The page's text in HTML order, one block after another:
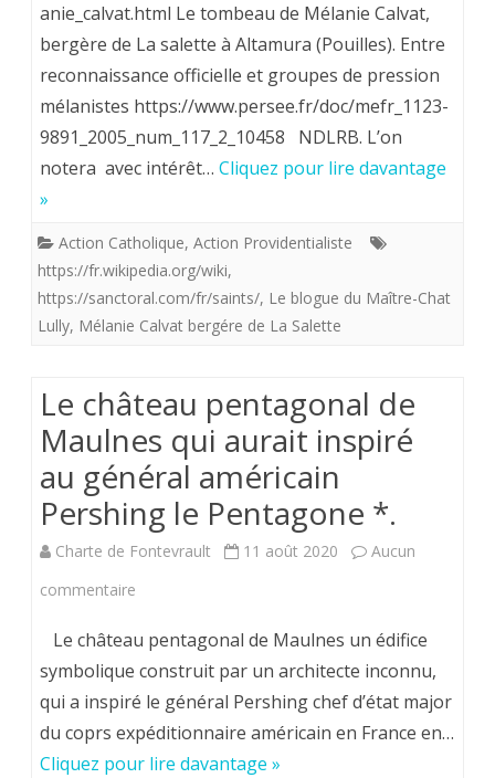
Calvat,
bergère
de
la
Salette,
temps
de
anie_calvat.html Le tombeau de Mélanie Calvat,
bergère de La salette à Altamura (Pouilles). Entre
reconnaissance officielle et groupes de pression
mélanistes https://www.persee.fr/doc/mefr_1123-
9891_2005_num_117_2_10458 NDLRB. L’on
notera avec intérêt… Cliquez pour lire davantage
»
Action Catholique, Action Providentialiste
https://fr.wikipedia.org/wiki,
https://sanctoral.com/fr/saints/, Le blogue du Maître-Chat
Lully, Mélanie Calvat bergére de La Salette
Le château pentagonal de
Maulnes qui aurait inspiré
au général américain
Pershing le Pentagone *.
Charte de Fontevrault 11 août 2020
Aucun
commentaire
château
pentagonal
de
Le château pentagonal de Maulnes un édifice
symbolique construit par un architecte inconnu,
qui a inspiré le général Pershing chef d’état major
du coprs expéditionnaire américain en France en…
Cliquez pour lire davantage »